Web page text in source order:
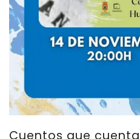
Cuentos que